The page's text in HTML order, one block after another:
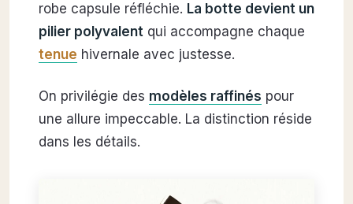
robe capsule réfléchie. La botte devient un
pilier polyvalentqui accompagne chaque
tenue hivernale avec justesse.
On privilégie des modèles raffinés pour
une allure impeccable. La distinction réside
dans les détails.